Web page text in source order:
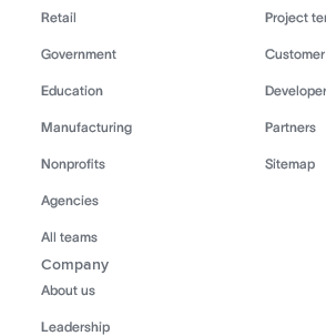
Retail
Government
Education
Manufacturing
Nonprofits
Agencies
All teams
Project
Partners
Sitemap
Company
About us
Leadership